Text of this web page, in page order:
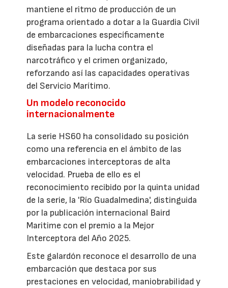
mantiene el ritmo de producción de un
programa orientado a dotar a la Guardia Civil
de embarcaciones específicamente
diseñadas para la lucha contra el
narcotráfico y el crimen organizado,
reforzando así las capacidades operativas
del Servicio Marítimo.
Un modelo reconocido
internacionalmente
La serie HS60 ha consolidado su posición
como una referencia en el ámbito de las
embarcaciones interceptoras de alta
velocidad. Prueba de ello es el
reconocimiento recibido por la quinta unidad
de la serie, la 'Río Guadalmedina', distinguida
por la publicación internacional Baird
Maritime con el premio a la Mejor
Interceptora del Año 2025.
Este galardón reconoce el desarrollo de una
embarcación que destaca por sus
prestaciones en velocidad, maniobrabilidad y